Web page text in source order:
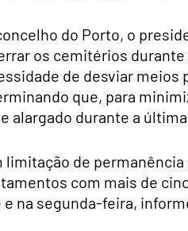
do Porto, o
os cemitérios
de desviar meios
que, para
alargado durante a
limitação de
com mais de
e na segunda-feira,